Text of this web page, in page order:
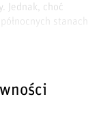
Jednak, choć
stanach